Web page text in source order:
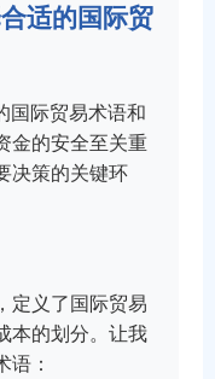
适的国际贸
国际贸易术语和
金的安全至关重
决策的关键环
定义了国际贸易
本的划分。让我
语：